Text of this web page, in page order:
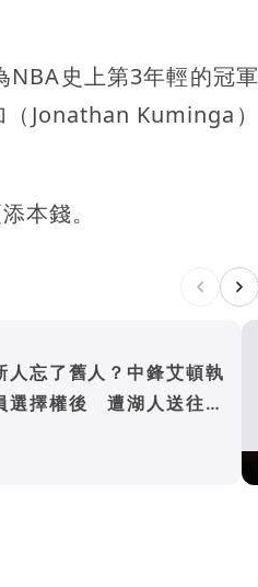
NBA史上第3年輕的冠軍
Jonathan Kuminga）
本錢。
人忘了舊人？中鋒艾頓執
選擇權後 遭湖人送往巫